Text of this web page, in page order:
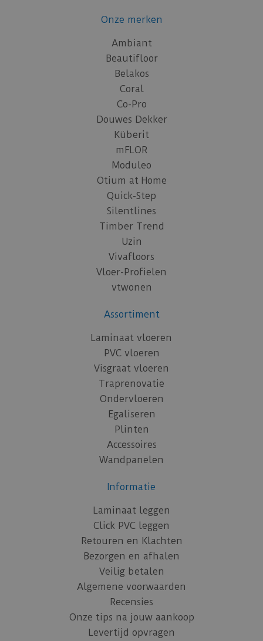
Onze merken
Ambiant
Beautifloor
Belakos
Coral
Co-Pro
Douwes Dekker
Küberit
mFLOR
Moduleo
Otium at Home
Quick-Step
Silentlines
Timber Trend
Uzin
Vivafloors
Vloer-Profielen
vtwonen
Assortiment
Laminaat vloeren
PVC vloeren
Visgraat vloeren
Traprenovatie
Ondervloeren
Egaliseren
Plinten
Accessoires
Wandpanelen
Informatie
Laminaat leggen
Click PVC leggen
Retouren en Klachten
Bezorgen en afhalen
Veilig betalen
Algemene voorwaarden
Recensies
Onze tips na jouw aankoop
Levertijd opvragen